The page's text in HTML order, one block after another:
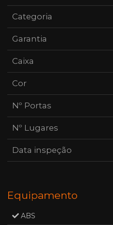
Categoria
Garantia
Caixa
Cor
Nº Portas
Nº Lugares
Data inspeção
Equipamento
ABS